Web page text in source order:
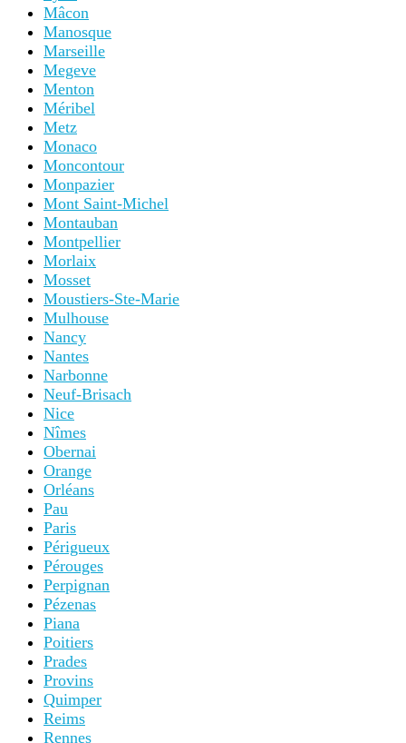
Mâcon
Manosque
Marseille
Megeve
Menton
Méribel
Metz
Monaco
Moncontour
Monpazier
Mont Saint-Michel
Montauban
Montpellier
Morlaix
Mosset
Moustiers-Ste-Marie
Mulhouse
Nancy
Nantes
Narbonne
Neuf-Brisach
Nice
Nîmes
Obernai
Orange
Orléans
Pau
Paris
Périgueux
Pérouges
Perpignan
Pézenas
Piana
Poitiers
Prades
Provins
Quimper
Reims
Rennes